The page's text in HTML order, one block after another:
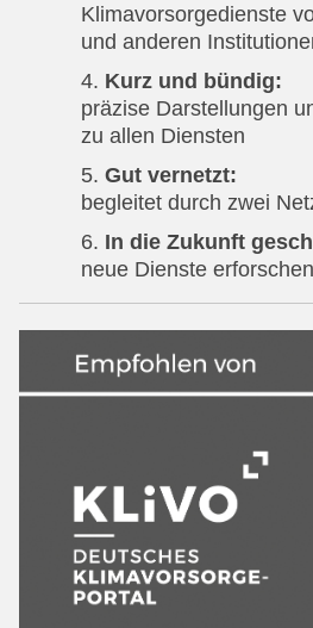
Klimavorsorgedienste
und anderen
Kurz und bündig:
präzise Darstellungen
zu allen Diensten
Gut vernetzt:
begleitet durch zwei
In die Zukunft
neue Dienste